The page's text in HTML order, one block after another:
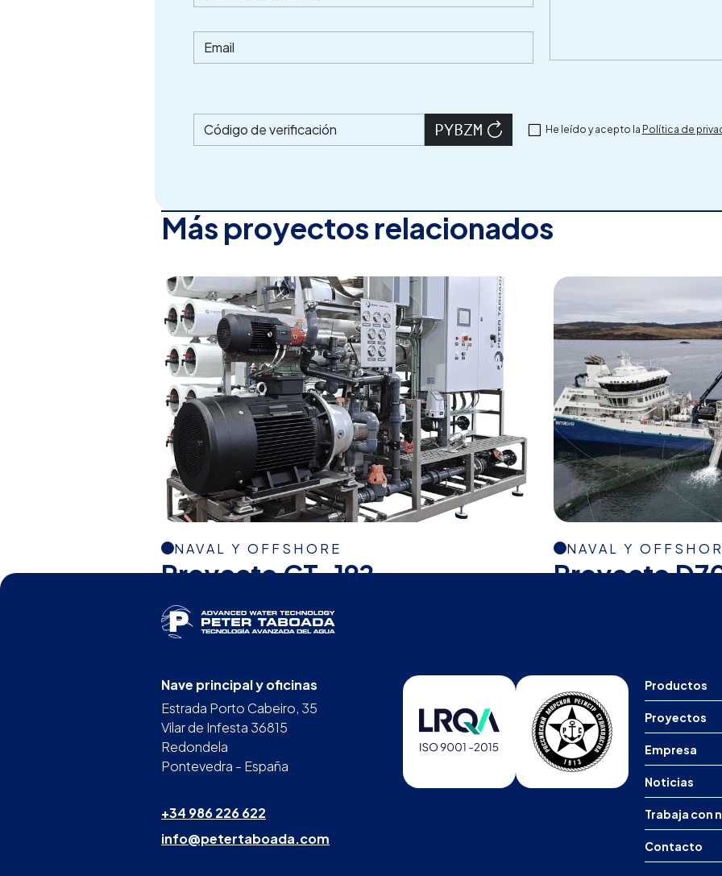
Email
Código de verificación He leído y acepto la Política de
Más proyectos relacionados
NAVAL Y OFFSHORE
Proyecto CT-192
NAVAL Y
Proyecto
Nave principal y oficinas
Estrada Porto Cabeiro, 35
Vilar de Infesta 36815
Redondela
Pontevedra - España
+34 986 226 622
info@petertaboada.com
Productos
Proyectos
Empresa
Noticias
Trabaja con
Contacto